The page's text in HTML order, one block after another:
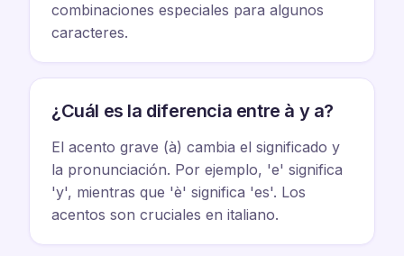
combinaciones especiales para algunos
caracteres.
¿Cuál es la diferencia entre à y a?
El acento grave (à) cambia el significado y
la pronunciación. Por ejemplo, 'e' significa
'y', mientras que 'è' significa 'es'. Los
acentos son cruciales en italiano.